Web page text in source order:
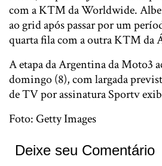
com a KTM da Worldwide.
ao grid após passar por um
quarta fila com a outra KTM da
A etapa da Argentina da Moto3
domingo (8), com largada
de TV por assinatura Sportv
Foto: Getty Images
Deixe seu Comentário